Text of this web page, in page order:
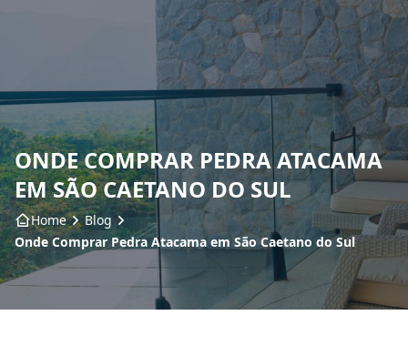
Home
Sobre nós
Produtos
Insumos
Contato
ONDE COMPRAR PEDRA ATACAMA
EM SÃO CAETANO DO SUL
Home
Blog
Onde Comprar Pedra Atacama em São Caetano do Sul